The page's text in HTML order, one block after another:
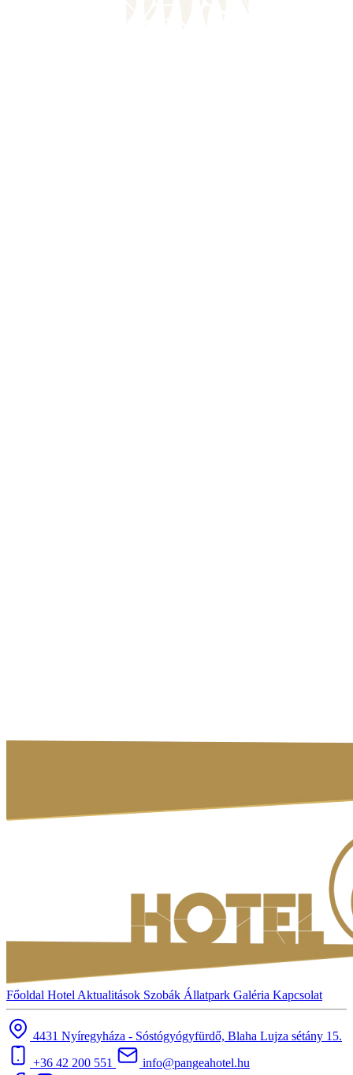
Főoldal Hotel Aktualitások Szobák Állatpark Galéria Kapcsolat
4431 Nyíregyháza - Sóstógyógyfürdő, Blaha Lujza sétány 15.
+36 42 200 551
info@pangeahotel.hu